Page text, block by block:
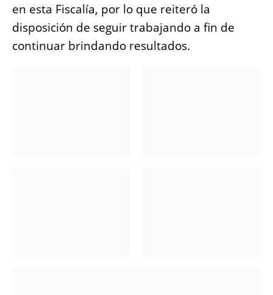
en esta Fiscalía, por lo que reiteró la
disposición de seguir trabajando a fin de
continuar brindando resultados.